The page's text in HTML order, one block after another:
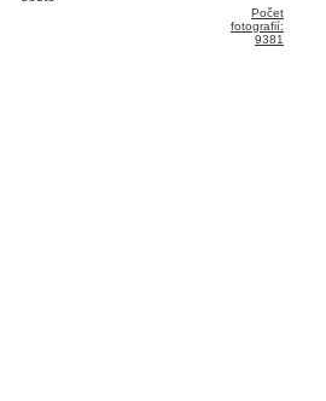
Počet
fotografií:
9381